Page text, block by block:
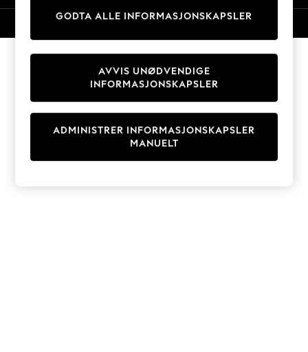
Coats & Jackets
Sweatshirts & Hoodies
Knitwear
Cardigans
Dresses
Sets & Outfits
T-Shirts
GODTA ALLE INFORMASJONSKAPSLER
ADMINISTRER INFORMASJONSKAPSLER
MANUELT
AVVIS UNØDVENDIGE
INFORMASJONSKAPSLER